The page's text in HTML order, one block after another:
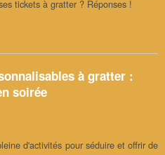
tickets à gratter ? Réponses !
à gratter :
soirée
d'activités pour séduire et offrir de